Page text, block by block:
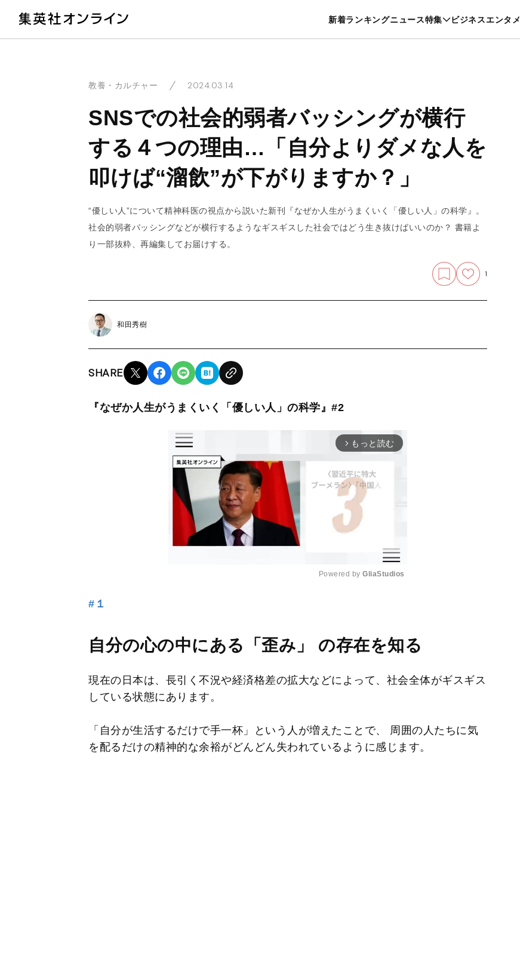
新着ランキングニュース特集 ビジネスエンタメ
暮らし スポーツ ヘルスケア 美容 グルメ
教養・カルチャー 2024.03.14
SNSでの社会的弱者バッシングが横行
する４つの理由…「自分よりダメな人を
叩けば“溜飲”が下がりますか？」
“優しい人”について精神科医の視点から説いた新刊『なぜか人生がうまくいく「優しい人」の科学』。
社会的弱者バッシングなどが横行するようなギスギスした社会ではどう生き抜けばいいのか？ 書籍よ
り一部抜粋、再編集してお届けする。
1
和田秀樹
SHARE
『なぜか人生がうまくいく「優しい人」の科学』#2
arrow_forward_ios もっと読む
t
Powered by GliaStudios
#１
自分の心の中にある「歪み」 の存在を知る
現在の日本は、長引く不況や経済格差の拡大などによって、社会全体がギスギス
している状態にあります。
「自分が生活するだけで手一杯」という人が増えたことで、 周囲の人たちに気
を配るだけの精神的な余裕がどんどん失われているように感じます。